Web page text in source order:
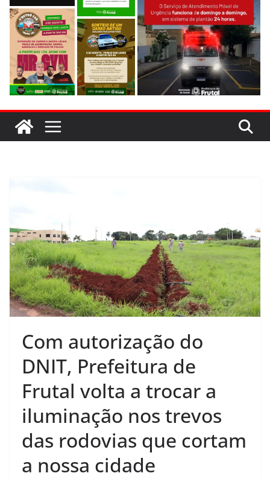
Com autorização do
DNIT, Prefeitura de
Frutal volta a trocar a
iluminação nos trevos
das rodovias que cortam
a nossa cidade